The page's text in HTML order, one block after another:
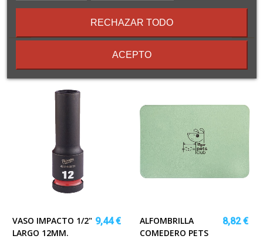
16 Otros Productos En La
Misma Categoría:
VASO IMPACTO 1/2"
LARGO 12MM.
9,44 €
ALFOMBRILLA
COMEDERO PETS
8,82 €
términos
condiciones
RECHAZAR TODO
ACEPTO